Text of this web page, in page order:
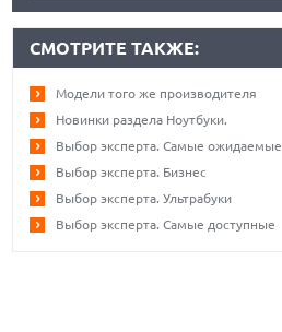
СМОТРИТЕ ТАКЖЕ:
Модели того же производителя
Новинки раздела Ноутбуки.
Выбор эксперта. Самые ожидаемые
Выбор эксперта. Бизнес
Выбор эксперта. Ультрабуки
Выбор эксперта. Самые доступные